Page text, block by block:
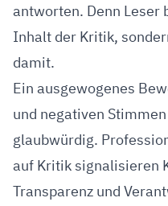
antworten. Denn Leser
Inhalt der Kritik,
damit.
Ein ausgewogenes
und negativen
glaubwürdig.
auf Kritik signalisieren
Transparenz und